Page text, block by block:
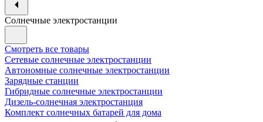
Солнечные электростанции
Смотреть все товары
Сетевые солнечные электростанции
Автономные солнечные электростанции
Зарядные станции
Гибридные солнечные электростанции
Дизель-солнечная электростанция
Комплект солнечных батарей для дома